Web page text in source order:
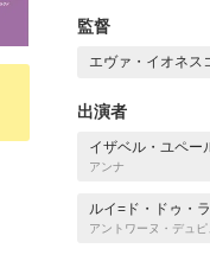
監督
エヴァ・イオネス
出演者
イザベル・ユペー
アンナ
ルイ=ド・ドゥ・
アントワーヌ・デュピ